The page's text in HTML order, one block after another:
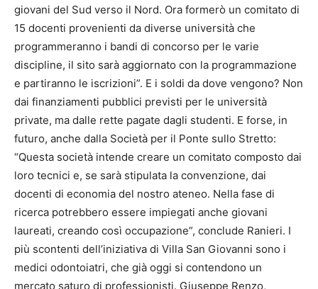
giovani del Sud verso il Nord. Ora formerò un comitato di
15 docenti provenienti da diverse università che
programmeranno i bandi di concorso per le varie
discipline, il sito sarà aggiornato con la programmazione
e partiranno le iscrizioni”. E i soldi da dove vengono? Non
dai finanziamenti pubblici previsti per le università
private, ma dalle rette pagate dagli studenti. E forse, in
futuro, anche dalla Società per il Ponte sullo Stretto:
“Questa società intende creare un comitato composto dai
loro tecnici e, se sarà stipulata la convenzione, dai
docenti di economia del nostro ateneo. Nella fase di
ricerca potrebbero essere impiegati anche giovani
laureati, creando così occupazione”, conclude Ranieri. I
più scontenti dell’iniziativa di Villa San Giovanni sono i
medici odontoiatri, che già oggi si contendono un
mercato saturo di professionisti. Giuseppe Renzo,